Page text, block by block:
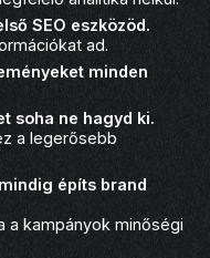
SEO eszközöd.
ad.
minden
soha ne hagyd ki.
a legerősebb
építs brand
a kampányok minőségi